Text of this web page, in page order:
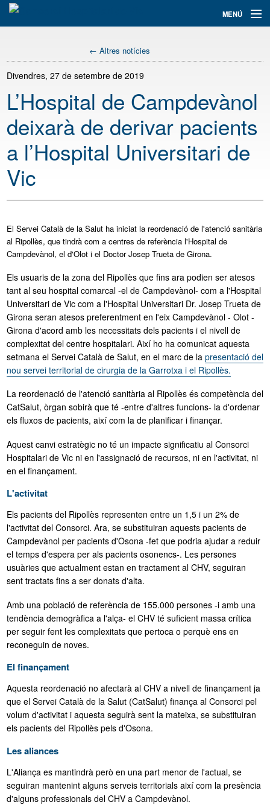
Navegació
principal
MENÚ
Docència
Recerca+i
El Consorci
Serveis
Col·labora
Cercador
Sóc del CHV
← Altres notícies
Divendres, 27 de setembre de 2019
L’Hospital de Campdevànol
deixarà de derivar pacients
a l’Hospital Universitari de
Vic
El Servei Català de la Salut ha iniciat la reordenació de l'atenció sanitària
al Ripollès, que tindrà com a centres de referència l'Hospital de
Campdevànol, el d'Olot i el Doctor Josep Trueta de Girona.
Els usuaris de la zona del Ripollès que fins ara podien ser atesos
tant al seu hospital comarcal -el de Campdevànol- com a l'Hospital
Universitari de Vic com a l'Hospital Universitari Dr. Josep Trueta de
Girona seran atesos preferentment en l'eix Campdevànol - Olot -
Girona d'acord amb les necessitats dels pacients i el nivell de
complexitat del centre hospitalari. Així ho ha comunicat aquesta
setmana el Servei Català de Salut, en el marc de la presentació del
nou servei territorial de cirurgia de la Garrotxa i el Ripollès.
La reordenació de l'atenció sanitària al Ripollès és competència del
CatSalut, òrgan sobirà que té -entre d'altres funcions- la d'ordenar
els fluxos de pacients, així com la de planificar i finançar.
Aquest canvi estratègic no té un impacte significatiu al Consorci
Hospitalari de Vic ni en l'assignació de recursos, ni en l'activitat, ni
en el finançament.
L'activitat
Els pacients del Ripollès representen entre un 1,5 i un 2% de
l'activitat del Consorci. Ara, se substituiran aquests pacients de
Campdevànol per pacients d'Osona -fet que podria ajudar a reduir
el temps d'espera per als pacients osonencs-. Les persones
usuàries que actualment estan en tractament al CHV, seguiran
sent tractats fins a ser donats d'alta.
Amb una població de referència de 155.000 persones -i amb una
tendència demogràfica a l'alça- el CHV té suficient massa crítica
per seguir fent les complexitats que pertoca o perquè ens en
reconeguin de noves.
El finançament
Aquesta reordenació no afectarà al CHV a nivell de finançament ja
que el Servei Català de la Salut (CatSalut) finança al Consorci pel
volum d'activitat i aquesta seguirà sent la mateixa, se substituiran
els pacients del Ripollès pels d'Osona.
Les aliances
L'Aliança es mantindrà però en una part menor de l'actual, se
seguiran mantenint alguns serveis territorials així com la presència
d'alguns professionals del CHV a Campdevànol.